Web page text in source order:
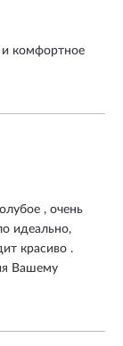
комфортное
, очень
идеально,
красиво .
Вашему